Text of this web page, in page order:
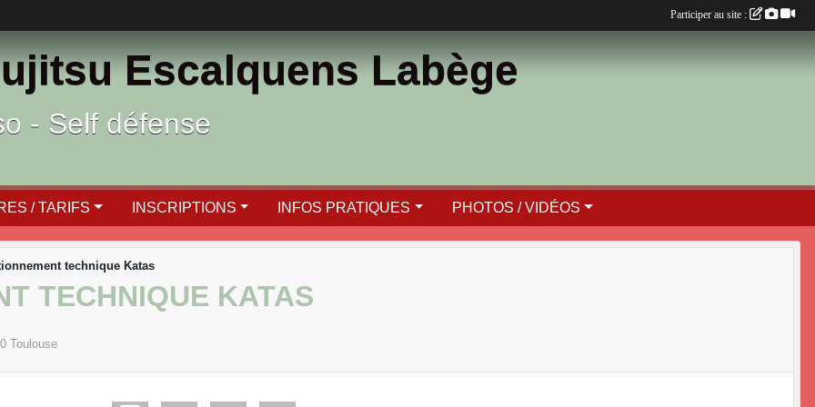
Escalquens Labège
- Self défense
/ TARIFS INSCRIPTIONS INFOS PRATIQUES PHOTOS / VIDÉOS
technique Katas
TECHNIQUE KATAS
Toulouse
Participer au site :